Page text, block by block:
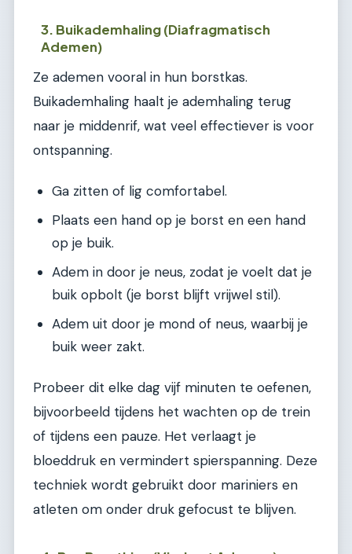
3. Buikademhaling (Diafragmatisch
Ademen)
Ze ademen vooral in hun borstkas.
Buikademhaling haalt je ademhaling terug
naar je middenrif, wat veel effectiever is voor
ontspanning.
Ga zitten of lig comfortabel.
Plaats een hand op je borst en een hand
op je buik.
Adem in door je neus, zodat je voelt dat je
buik opbolt (je borst blijft vrijwel stil).
Adem uit door je mond of neus, waarbij je
buik weer zakt.
Probeer dit elke dag vijf minuten te oefenen,
bijvoorbeeld tijdens het wachten op de trein
of tijdens een pauze. Het verlaagt je
bloeddruk en vermindert spierspanning. Deze
techniek wordt gebruikt door mariniers en
atleten om onder druk gefocust te blijven.